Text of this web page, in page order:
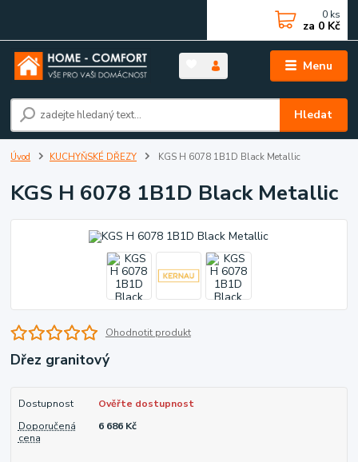
Menu
Hledat
0 ks
za 0 Kč
Úvod KUCHYŇSKÉ DŘEZY KGS H 6078 1B1D Black Metallic
KGS H 6078 1B1D Black Metallic
Ohodnotit produkt
Dřez granitový
Dostupnost
Ověřte dostupnost
Doporučená
cena
6 686 Kč